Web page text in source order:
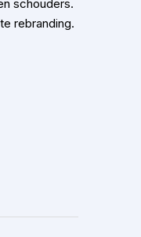
schouders.
rebranding.